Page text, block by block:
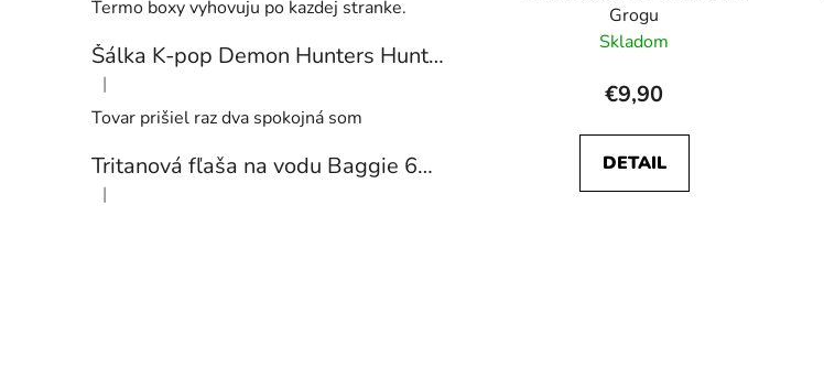
Termo boxy vyhovuju po kazdej stranke.
Šálka K-pop Demon Hunters Huntrix
Hodnotenie produktu je 5 z 5 hviezdičiek.
|
Tovar prišiel raz dva spokojná som
Tritanová fľaša na vodu Baggie 650 ml, Football
Hodnotenie produktu je 5 z 5 hviezdičiek.
|
Grogu
Skladom
€9,90
DETAIL